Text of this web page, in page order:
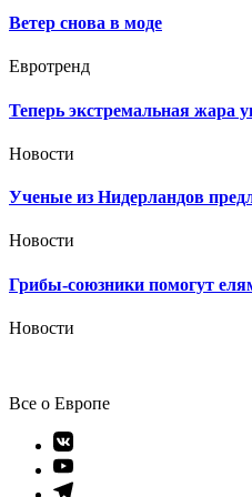
Ветер снова в моде
Евротренд
Теперь экстремальная жара
Новости
Ученые из Нидерландов
Новости
Грибы-союзники помогут
Новости
Все о Европе
Элемент
меню
Элемент
меню
Элемент